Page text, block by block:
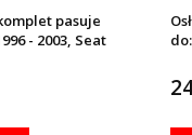
pasuje
- 2003, Seat
- 2010,
2005, GOLF IV